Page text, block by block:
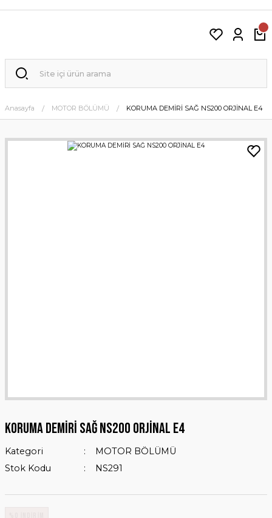
Anasayfa MOTOR BÖLÜMÜ KORUMA DEMİRİ SAĞ NS200 ORJİNAL E4
KORUMA DEMİRİ SAĞ NS200 ORJİNAL E4
Kategori
MOTOR BÖLÜMÜ
Stok Kodu
NS291